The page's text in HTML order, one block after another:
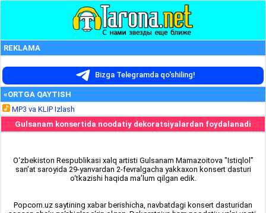
REKLAMA
Bizga Telegramda qo'shiling!
«ORTGA QAYTISH
MP3 va KLIP Izlash
Gulsanam konsertida noodatiy dekoratsiyalardan foydalanadi
O‘zbekiston Respublikasi xalq artisti Gulsanam Mamazoitova "Istiqlol”
san’at saroyida 29-yanvardan 2-fevralgacha yakkaxon konsert dasturi
o‘tkazishi haqida ma’lum qilgan edik.
Popcorn.uz saytining xabar berishicha, navbatdagi konsert dasturidan